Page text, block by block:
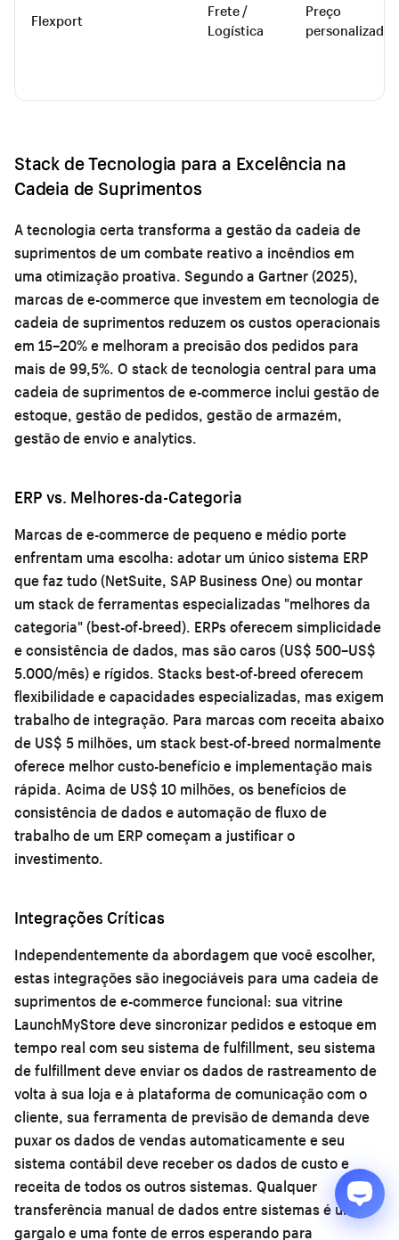
Flexport
Frete /
Logística
Preço
personalizado
Stack de Tecnologia para a Excelência na
Cadeia de Suprimentos
A tecnologia certa transforma a gestão da cadeia de
suprimentos de um combate reativo a incêndios em
uma otimização proativa. Segundo a Gartner (2025),
marcas de e-commerce que investem em tecnologia de
cadeia de suprimentos reduzem os custos operacionais
em 15–20% e melhoram a precisão dos pedidos para
mais de 99,5%. O stack de tecnologia central para uma
cadeia de suprimentos de e-commerce inclui gestão de
estoque, gestão de pedidos, gestão de armazém,
gestão de envio e analytics.
ERP vs. Melhores-da-Categoria
Marcas de e-commerce de pequeno e médio porte
enfrentam uma escolha: adotar um único sistema ERP
que faz tudo (NetSuite, SAP Business One) ou montar
um stack de ferramentas especializadas "melhores da
categoria" (best-of-breed). ERPs oferecem simplicidade
e consistência de dados, mas são caros (US$ 500–US$
5.000/mês) e rígidos. Stacks best-of-breed oferecem
flexibilidade e capacidades especializadas, mas exigem
trabalho de integração. Para marcas com receita abaixo
de US$ 5 milhões, um stack best-of-breed normalmente
oferece melhor custo-benefício e implementação mais
rápida. Acima de US$ 10 milhões, os benefícios de
consistência de dados e automação de fluxo de
trabalho de um ERP começam a justificar o
investimento.
Integrações Críticas
Independentemente da abordagem que você escolher,
estas integrações são inegociáveis para uma cadeia de
suprimentos de e-commerce funcional: sua vitrine
LaunchMyStore deve sincronizar pedidos e estoque em
tempo real com seu sistema de fulfillment, seu sistema
de fulfillment deve enviar os dados de rastreamento de
volta à sua loja e à plataforma de comunicação com o
cliente, sua ferramenta de previsão de demanda deve
puxar os dados de vendas automaticamente e seu
sistema contábil deve receber os dados de custo e
receita de todos os outros sistemas. Qualquer
transferência manual de dados entre sistemas é um
gargalo e uma fonte de erros esperando para